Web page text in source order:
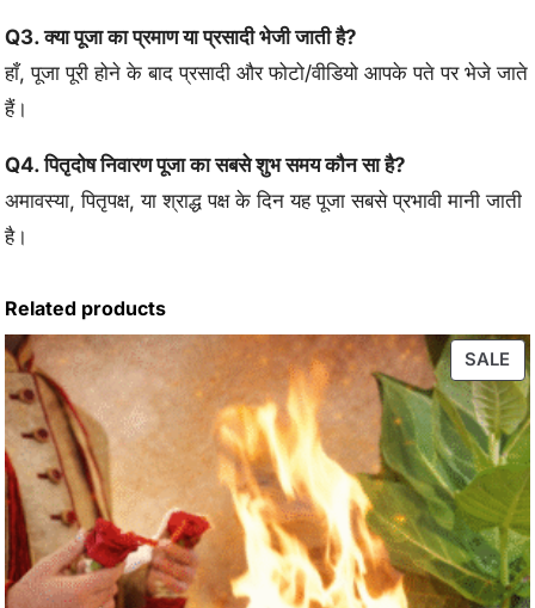
Q3. क्या पूजा का प्रमाण या प्रसादी भेजी जाती है?
हाँ, पूजा पूरी होने के बाद प्रसादी और फोटो/वीडियो आपके पते पर भेजे जाते
हैं।
Q4. पितृदोष निवारण पूजा का सबसे शुभ समय कौन सा है?
अमावस्या, पितृपक्ष, या श्राद्ध पक्ष के दिन यह पूजा सबसे प्रभावी मानी जाती
है।
Related products
SALE
ON